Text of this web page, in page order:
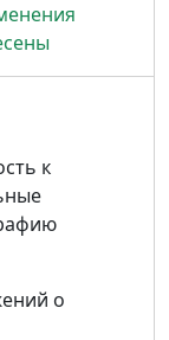
к
о